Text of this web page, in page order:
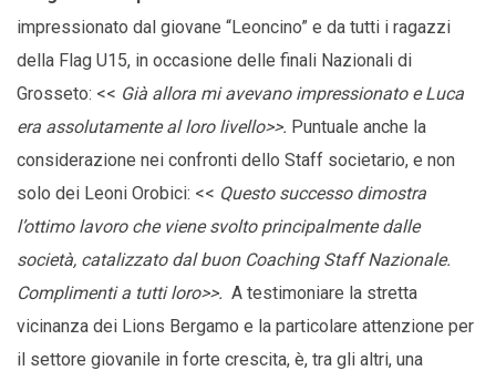
impressionato dal giovane “Leoncino” e da tutti i ragazzi
della Flag U15, in occasione delle finali Nazionali di
Grosseto: << Già allora mi avevano impressionato e Luca
era assolutamente al loro livello>>. Puntuale anche la
considerazione nei confronti dello Staff societario, e non
solo dei Leoni Orobici: << Questo successo dimostra
l’ottimo lavoro che viene svolto principalmente dalle
società, catalizzato dal buon Coaching Staff Nazionale.
Complimenti a tutti loro>>. A testimoniare la stretta
vicinanza dei Lions Bergamo e la particolare attenzione per
il settore giovanile in forte crescita, è, tra gli altri, una